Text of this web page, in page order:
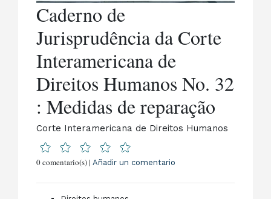
Caderno de
Jurisprudência da Corte
Interamericana de
Direitos Humanos No. 32
: Medidas de reparação
Corte Interamericana de Direitos Humanos
0 comentario(s) |Añadir un comentario